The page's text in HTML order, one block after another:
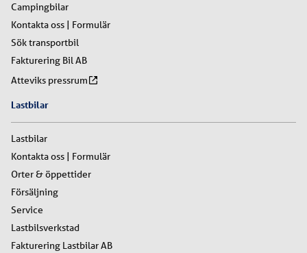
Campingbilar
Kontakta oss | Formulär
Sök transportbil
Fakturering Bil AB
Atteviks pressrum
Lastbilar
Lastbilar
Kontakta oss | Formulär
Orter & öppettider
Försäljning
Service
Lastbilsverkstad
Fakturering Lastbilar AB